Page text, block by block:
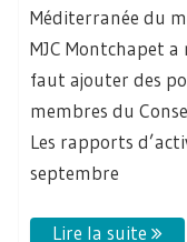
Méditerranée du
MJC Montchapet
faut ajouter des
membres du
Les rapports
septembre